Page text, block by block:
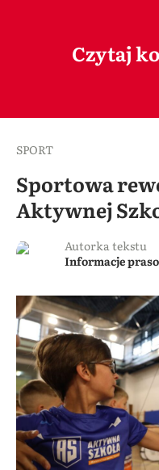
Czytaj
SPORT
Sportowa
Aktywnej
Autorka tekstu
Informacje